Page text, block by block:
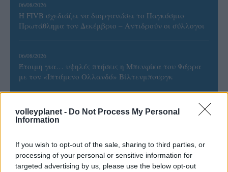
volleyplanet - Do Not Process My Personal
Information
If you wish to opt-out of the sale, sharing to third parties, or
processing of your personal or sensitive information for
targeted advertising by us, please use the below opt-out
06/08/2026
Η FIVB σχεδιάζει να διοργανώσει το Παγκόσμιο
Πρωτάθλημα τον Δεκέμβριο – Αντιδρούν οι σύλλογοι
06/08/2026
Έτοιμη για… υψηλές πτήσεις η Μπενφίκα του Ψάρρα
με τον «Ιπτάμενο Ολλανδό» Βίλτενμπουργκ
ΓΝΩΜΕΣ